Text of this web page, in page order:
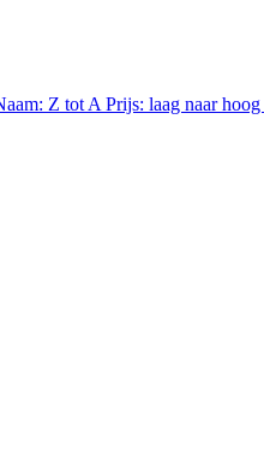
Z tot A Prijs: laag naar hoog